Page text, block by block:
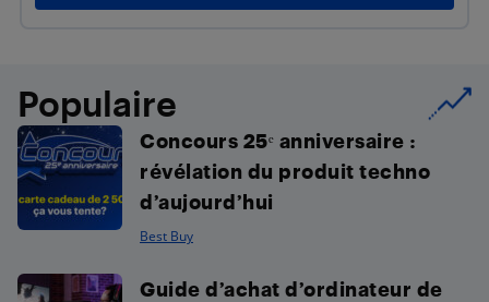
Populaire
Concours 25ᵉ anniversaire :
révélation du produit techno
d’aujourd’hui
Best Buy
Guide d’achat d’ordinateur de